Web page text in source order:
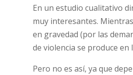
En un estudio cualitativo
muy interesantes.
en gravedad (por las
de violencia se produce
Pero no es así, ya que